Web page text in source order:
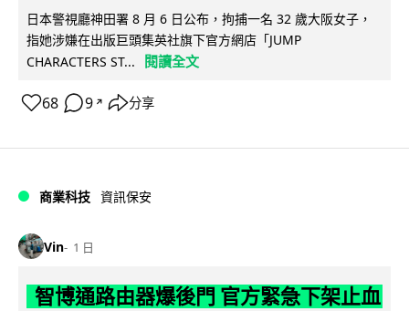
日本警視廳神田署 8 月 6 日公布，拘捕一名 32 歲大阪女子，
指她涉嫌在出版巨頭集英社旗下官方網店「JUMP
CHARACTERS ST...
閱讀全文
68 9 ↗ 分享
商業科技 資訊保安
Vin 1 日
智博通路由器爆後門 官方緊急下架止血